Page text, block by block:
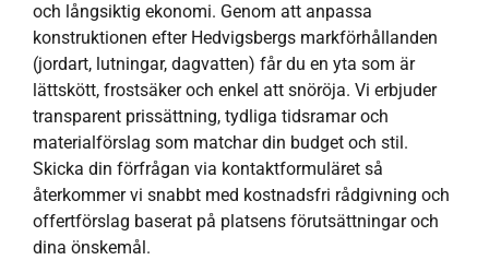
och långsiktig ekonomi. Genom att anpassa
konstruktionen efter Hedvigsbergs markförhållanden
(jordart, lutningar, dagvatten) får du en yta som är
lättskött, frostsäker och enkel att snöröja. Vi erbjuder
transparent prissättning, tydliga tidsramar och
materialförslag som matchar din budget och stil.
Skicka din förfrågan via kontaktformuläret så
återkommer vi snabbt med kostnadsfri rådgivning och
offertförslag baserat på platsens förutsättningar och
dina önskemål.